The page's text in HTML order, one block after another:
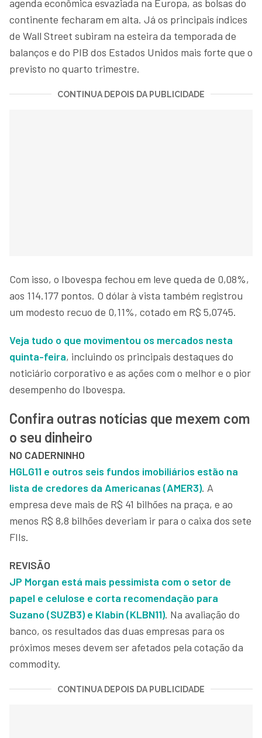
agenda econômica esvaziada na Europa, as bolsas do
continente fecharam em alta. Já os principais índices
de Wall Street subiram na esteira da temporada de
balanços e do PIB dos Estados Unidos mais forte que o
previsto no quarto trimestre.
CONTINUA DEPOIS DA PUBLICIDADE
Com isso, o Ibovespa fechou em leve queda de 0,08%,
aos 114.177 pontos. O dólar à vista também registrou
um modesto recuo de 0,11%, cotado em R$ 5,0745.
Veja tudo o que movimentou os mercados nesta
quinta-feira, incluindo os principais destaques do
noticiário corporativo e as ações com o melhor e o pior
desempenho do Ibovespa.
Confira outras notícias que mexem com
o seu dinheiro
NO CADERNINHO
HGLG11 e outros seis fundos imobiliários estão na
lista de credores da Americanas (AMER3). A
empresa deve mais de R$ 41 bilhões na praça, e ao
menos R$ 8,8 bilhões deveriam ir para o caixa dos sete
FIIs.
REVISÃO
JP Morgan está mais pessimista com o setor de
papel e celulose e corta recomendação para
Suzano (SUZB3) e Klabin (KLBN11). Na avaliação do
banco, os resultados das duas empresas para os
próximos meses devem ser afetados pela cotação da
commodity.
CONTINUA DEPOIS DA PUBLICIDADE